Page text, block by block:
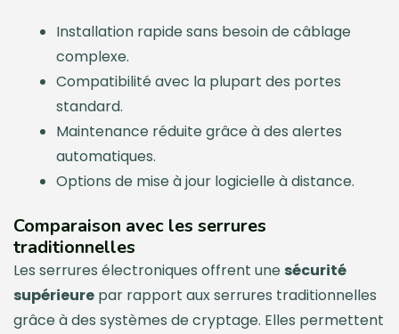
Installation rapide sans besoin de câblage
complexe.
Compatibilité avec la plupart des portes
standard.
Maintenance réduite grâce à des alertes
automatiques.
Options de mise à jour logicielle à distance.
Comparaison avec les serrures
traditionnelles
Les serrures électroniques offrent une sécurité
supérieure par rapport aux serrures traditionnelles
grâce à des systèmes de cryptage. Elles permettent